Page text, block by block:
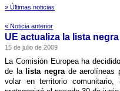
» Últimas noticias
« Noticia anterior
UE actualiza la lista
15 de julio de 2009
La Comisión Europea ha
de la lista negrade aerolí­neas
volar en territorio